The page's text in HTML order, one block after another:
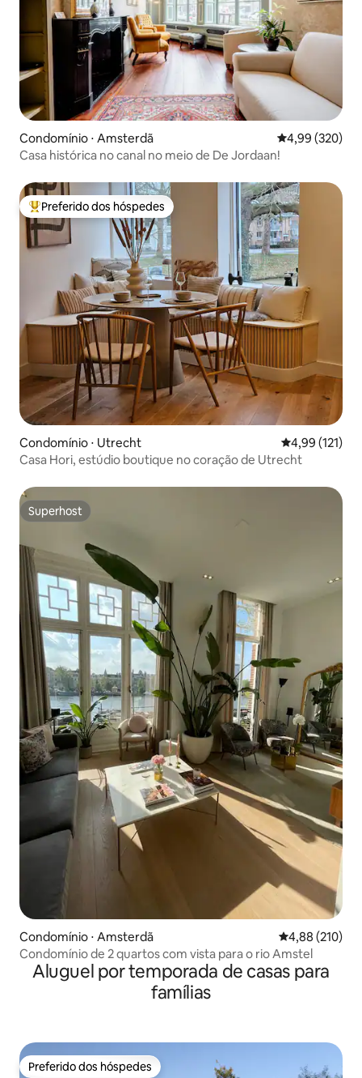
Condomínio ⋅ Amsterdã 4,99 de uma
4,99 (320)
Casa histórica no canal no meio de De Jordaan!
Entre os melhores preferidos dos hóspedes
Preferido dos hóspedes
Condomínio ⋅ Utrecht 4,99 de uma
4,99 (121)
Casa Hori, estúdio boutique no coração de Utrecht
Superhost
Superhost
Condomínio ⋅ Amsterdã 4,88 de uma
4,88 (210)
Condomínio de 2 quartos com vista para o rio Amstel
Aluguel por temporada de casas para
famílias
Preferido dos hóspedes
Preferido dos hóspedes